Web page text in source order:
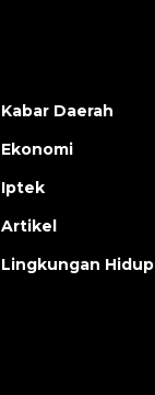
Kabar Daerah
Ekonomi
Iptek
Artikel
Lingkungan Hidup